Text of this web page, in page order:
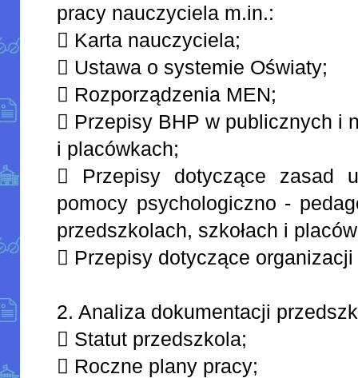
pracy nauczyciela m.in.:
 Karta nauczyciela;
 Ustawa o systemie Oświaty;
 Rozporządzenia MEN;
 Przepisy BHP w publicznych i
i placówkach;
 Przepisy dotyczące zasad
pomocy psychologiczno -
przedszkolach, szkołach i
 Przepisy dotyczące
2. Analiza dokumentacji
 Statut przedszkola;
 Roczne plany pracy;